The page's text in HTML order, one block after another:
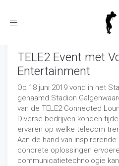
Toggle
TELE2 Event met
Entertainment
Op 18 juni 2019 vond in het
genaamd Stadion
van de TELE2 Connected
Diverse bedrijven konden
ervaren op welke telecom
Aan de hand van
concrete oplossingen
communicatietechnologie